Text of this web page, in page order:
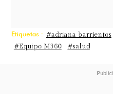
Etiquetas : #adriana barrientos
#Equipo M360
#salud